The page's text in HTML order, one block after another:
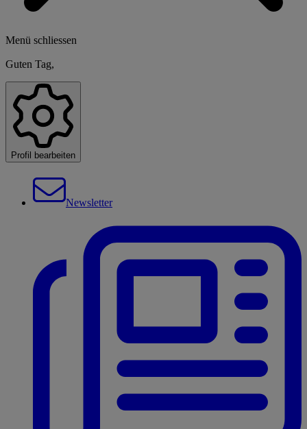
Menü schliessen
Guten Tag,
Profil bearbeiten
Newsletter